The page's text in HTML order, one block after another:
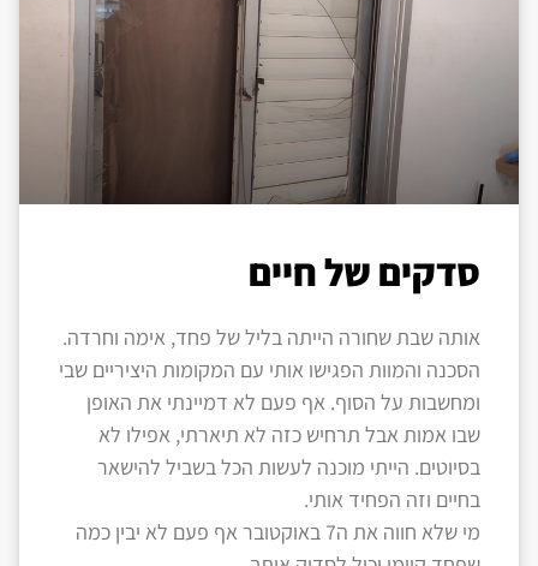
סדקים של חיים
אותה שבת שחורה הייתה בליל של פחד, אימה וחרדה.
הסכנה והמוות הפגישו אותי עם המקומות היציריים שבי
ומחשבות על הסוף. אף פעם לא דמיינתי את האופן
שבו אמות אבל תרחיש כזה לא תיארתי, אפילו לא
בסיוטים. הייתי מוכנה לעשות הכל בשביל להישאר
בחיים וזה הפחיד אותי.
מי שלא חווה את ה7 באוקטובר אף פעם לא יבין כמה